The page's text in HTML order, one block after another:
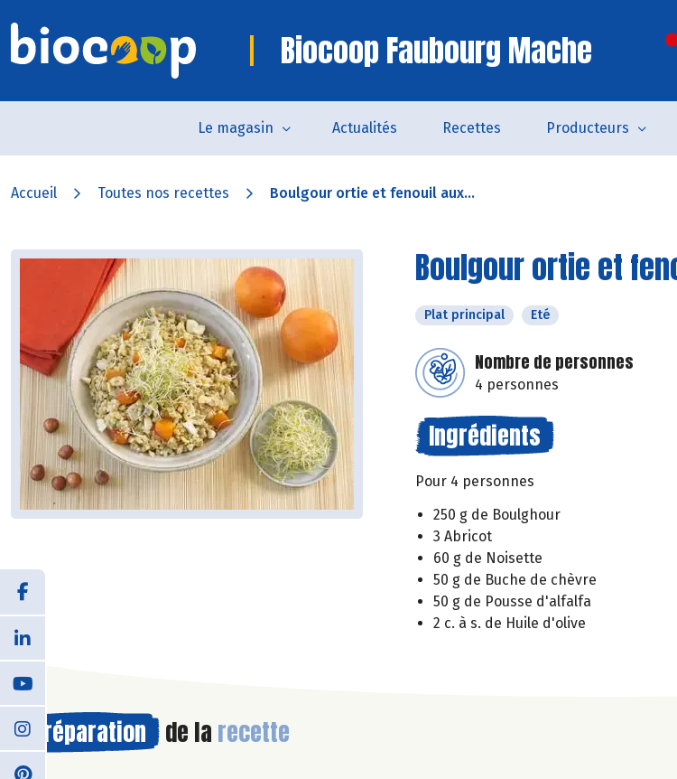
Biocoop Faubourg Mache
Le magasin Actualités Recettes Producteurs
Accueil Toutes nos recettes Boulgour ortie et fenouil aux...
Boulgour ortie et
Plat principal Eté
Nombre de personnes
4 personnes
Ingrédients
Pour 4 personnes
250 g de Boulghour
3 Abricot
60 g de Noisette
50 g de Buche de chèvre
50 g de Pousse d'alfalfa
2 c. à s. de Huile d'olive
Préparation de la recette